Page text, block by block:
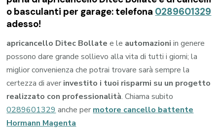
o basculanti per garage: telefona 0289601329
adesso!
apricancello Ditec Bollate e le automazioni in genere
possono dare grande sollievo alla vita di tutti i giorni; la
miglior convenienza che potrai trovare sarà sempre la
certezza di aver investito i tuoi risparmi su un progetto
realizzato con professionalità. Chiama subito
0289601329 anche per motore cancello battente
Hormann Magenta